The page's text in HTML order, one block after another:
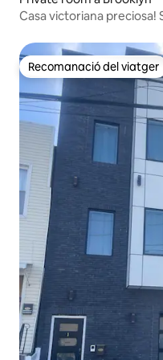
Casa victoriana preciosa!
Recomanació del viatger
Recomanació del viatger